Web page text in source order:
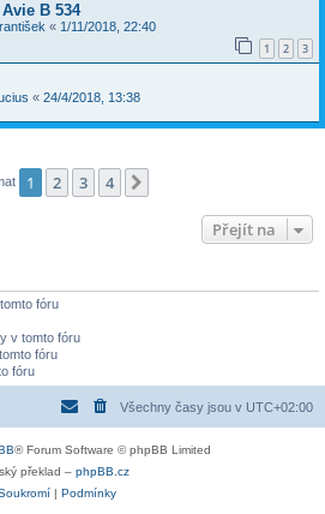
B 534
« 1/11/2018, 22:40
1 2 3
« 24/4/2018, 13:38
1 2 3 4
Přejít na
fóru
v tomto fóru
fóru
fóru
Všechny časy jsou v UTC+02:00
® Forum Software © phpBB Limited
překlad – phpBB.cz
| Podmínky